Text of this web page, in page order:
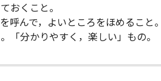
おくこと。
呼んで，よいところをほめること。
「分かりやすく，楽しい」もの。